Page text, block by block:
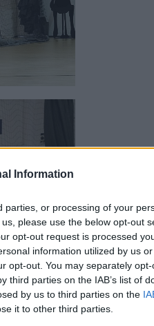
Information
parties, or processing of your
please use the below opt-out
opt-out request is processed
information utilized by us
opt-out. You may separately
third parties on the IAB’s list of
by us to third parties on the
it to other third parties.
το